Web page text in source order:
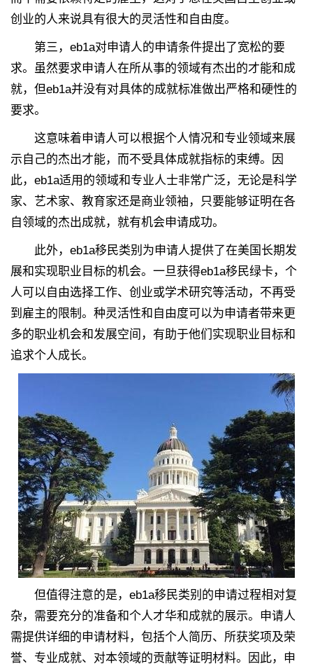
创业的人来说具有很大的灵活性和自由度。
第三，eb1a对申请人的申请条件提出了宽松的要
求。虽然要求申请人在所从事的领域有杰出的才能和成
就，但eb1a并没有对具体的成就标准做出严格和硬性的
要求。
这意味着申请人可以根据个人情况和专业领域来展
示自己的杰出才能，而不受具体成就指标的束缚。因
此，eb1a适用的领域和专业人士非常广泛，无论是科学
家、艺术家、教育家还是商业领袖，只要能够证明在各
自领域的杰出成就，就有机会申请成功。
此外，eb1a移民类别为申请人提供了在美国长期发
展和实现职业目标的机会。一旦获得eb1a移民绿卡，个
人可以自由选择工作、创业或学术研究等活动，不再受
到雇主的限制。种灵活性和自由度可以为申请者带来更
多的职业机会和发展空间，有助于他们实现职业目标和
追求个人成长。
但值得注意的是，eb1a移民类别的申请过程相对复
杂，需要充分的准备和个人才华和成就的展示。申请人
需提供详细的申请材料，包括个人简历、所获奖项及荣
誉、专业成就、对本领域的贡献等证明材料。因此，申